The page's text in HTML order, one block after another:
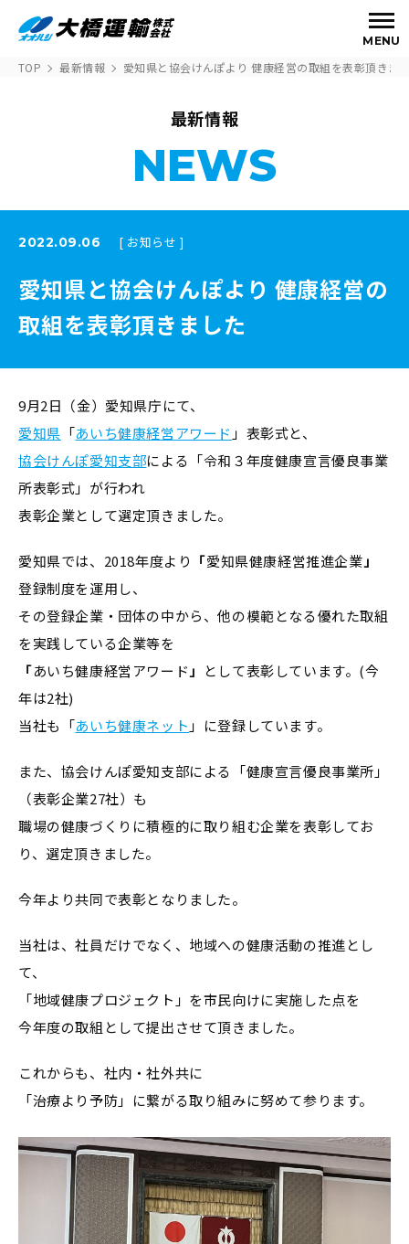
MENU
TOP 最新情報 愛知県と協会けんぽより 健康経営の取組を表彰頂きま
最新情報
NEWS
2022.09.06 [ お知らせ ]
愛知県と協会けんぽより 健康経営の
取組を表彰頂きました
9月2日（金）愛知県庁にて、
愛知県 「あいち健康経営アワード 」表彰式と、
協会けんぽ愛知支部による「令和３年度健康宣言優良事業
所表彰式」が行われ
表彰企業として選定頂きました。
愛知県では、2018年度より 「愛知県健康経営推進企業 」
登録制度を運用し、
その登録企業・団体の中から、他の模範となる優れた取組
を実践している企業等を
「あいち健康経営アワード 」
として表彰しています。(今
年は2社)
当社も「あいち健康ネット 」に登録しています。
また、協会けんぽ愛知支部による「健康宣言優良事業所」
（表彰企業27社）も
職場の健康づくりに積極的に取り組む企業を表彰してお
り、選定頂きました。
今年より共同で表彰となりました。
当社は、社員だけでなく、地域への健康活動の推進とし
て、
「地域健康プロジェクト」を市民向けに実施した点を
今年度の取組として提出させて頂きました。
これからも、社内・社外共に
「治療より予防」に繋がる取り組みに努めて参ります。